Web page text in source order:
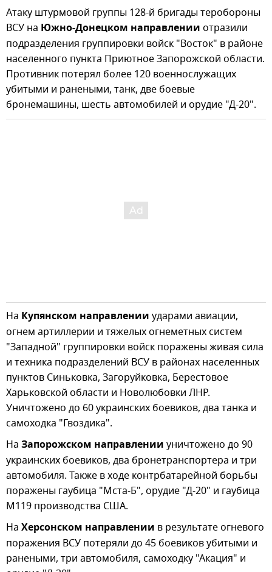
Атаку штурмовой группы 128-й бригады теробороны
ВСУ на Южно-Донецком направлении отразили
подразделения группировки войск "Восток" в районе
населенного пункта Приютное Запорожской области.
Противник потерял более 120 военнослужащих
убитыми и ранеными, танк, две боевые
бронемашины, шесть автомобилей и орудие "Д-20".
На Купянском направлении ударами авиации,
огнем артиллерии и тяжелых огнеметных систем
"Западной" группировки войск поражены живая сила
и техника подразделений ВСУ в районах населенных
пунктов Синьковка, Загоруйковка, Берестовое
Харьковской области и Новолюбовки ЛНР.
Уничтожено до 60 украинских боевиков, два танка и
самоходка "Гвоздика".
На Запорожском направлении уничтожено до 90
украинских боевиков, два бронетранспортера и три
автомобиля. Также в ходе контрбатарейной борьбы
поражены гаубица "Мста-Б", орудие "Д-20" и гаубица
М119 производства США.
На Херсонском направлении в результате огневого
поражения ВСУ потеряли до 45 боевиков убитыми и
ранеными, три автомобиля, самоходку "Акация" и